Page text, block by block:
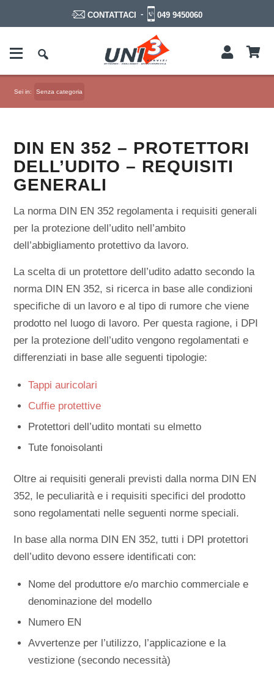
CONTATTACI - 049 9450060
Sei in: Senza categoria
DIN EN 352 – PROTETTORI
DELL’UDITO – REQUISITI
GENERALI
La norma DIN EN 352 regolamenta i requisiti generali
per la protezione dell’udito nell’ambito
dell’abbigliamento protettivo da lavoro.
La scelta di un protettore dell’udito adatto secondo la
norma DIN EN 352, si ricerca in base alle condizioni
specifiche di un lavoro e al tipo di rumore che viene
prodotto nel luogo di lavoro. Per questa ragione, i DPI
per la protezione dell’udito vengono regolamentati e
differenziati in base alle seguenti tipologie:
Tappi auricolari
Cuffie protettive
Protettori dell’udito montati su elmetto
Tute fonoisolanti
Oltre ai requisiti generali previsti dalla norma DIN EN
352, le peculiarità e i requisiti specifici del prodotto
sono regolamentati nelle seguenti norme speciali.
In base alla norma DIN EN 352, tutti i DPI protettori
dell’udito devono essere identificati con:
Nome del produttore e/o marchio commerciale e
denominazione del modello
Numero EN
Avvertenze per l’utilizzo, l’applicazione e la
vestizione (secondo necessità)